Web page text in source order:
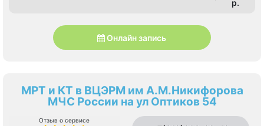
p.
Онлайн запись
МРТ и КТ в ВЦЭРМ им А.М.Никифорова
МЧС России на ул Оптиков 54
Отзыв о сервисе